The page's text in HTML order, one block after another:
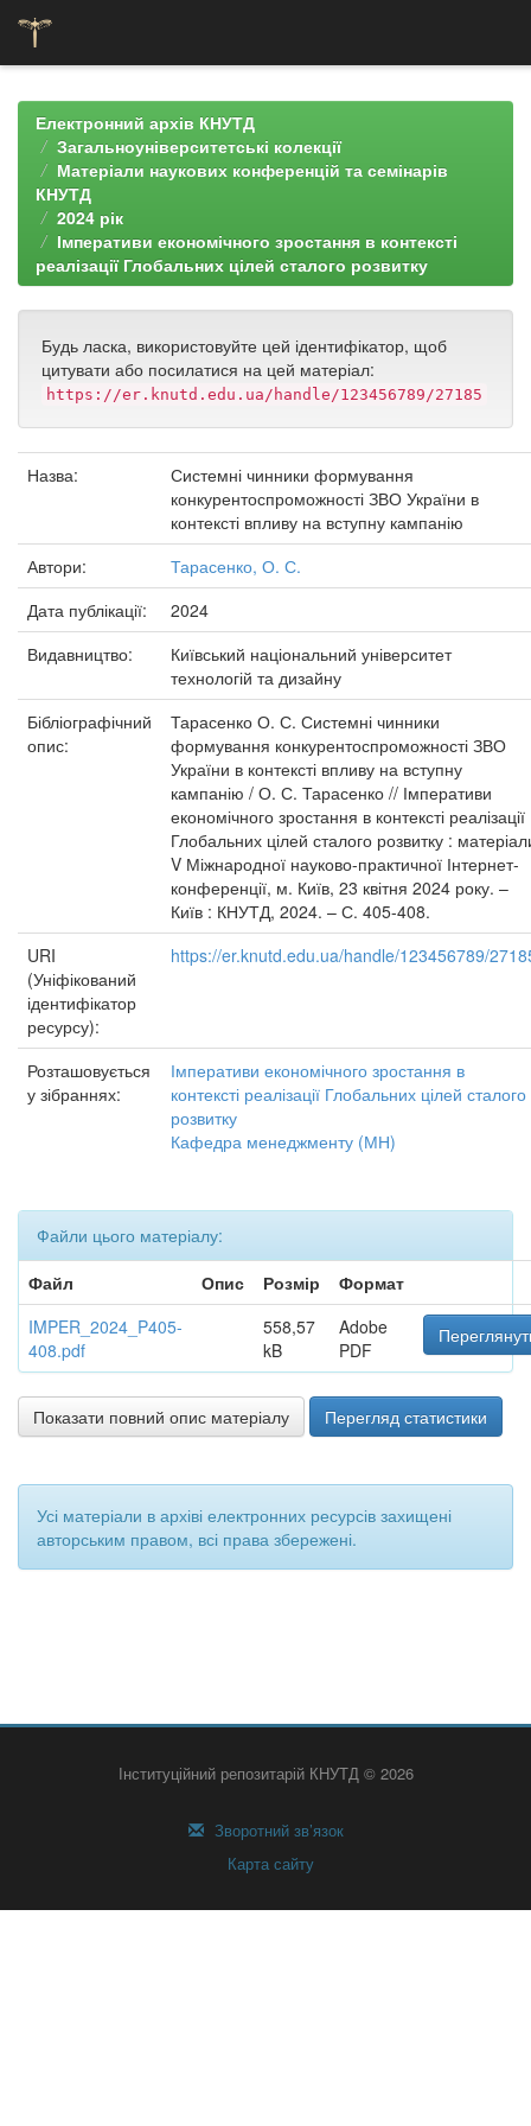
navigationЕлектронний архів КНУТД
Загальноуніверситетські колекції
Матеріали наукових конференцій та семінарів
КНУТД
2024 рік
Імперативи економічного зростання в контексті
реалізації Глобальних цілей сталого розвитку
Будь ласка, використовуйте цей ідентифікатор, щоб
цитувати або посилатися на цей матеріал:
https://er.knutd.edu.ua/handle/123456789/27185
Назва:
Системні чинники формування
конкурентоспроможності ЗВО України в
контексті впливу на вступну кампанію
Автори:
Тарасенко, О. С.
Дата публікації:
2024
Видавництво:
Київський національний університет
технологій та дизайну
Бібліографічний
опис:
Тарасенко О. С. Системні чинники
формування конкурентоспроможності ЗВО
України в контексті впливу на вступну
кампанію / О. С. Тарасенко // Імперативи
економічного зростання в контексті реалізації
Глобальних цілей сталого розвитку :
V Міжнародної науково-практичної Інтернет-
конференції, м. Київ, 23 квітня 2024 року. –
Київ : КНУТД, 2024. – С. 405-408.
URI
(Уніфікований
ідентифікатор
ресурсу):
https://er.knutd.edu.ua/handle/123456789/
Розташовується
у зібраннях:
Імперативи економічного зростання в
контексті реалізації Глобальних цілей сталого
розвитку
Кафедра менеджменту (МН)
Файли цього матеріалу:
Файл
Опис Розмір
Формат
IMPER_2024_P405-
408.pdf
558,57
kB
Adobe
PDF
Показати повний опис матеріалу Перегляд статистики
Усі матеріали в архіві електронних ресурсів захищені
авторським правом, всі права збережені.
Інституційний репозитарій КНУТД © 2026
Зворотний зв’язок
Карта сайту